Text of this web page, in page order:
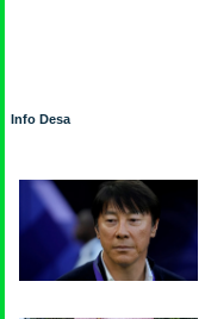
Info Desa